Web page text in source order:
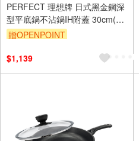
PERFECT 理想牌 日式黑金鋼深
型平底鍋不沾鍋IH附蓋 30cm(無
導磁片）-Leidea樂德兒
贈OPENPOINT
$1,139